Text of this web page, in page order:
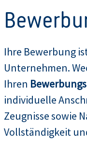
Ihre Bewerbung
Unternehmen.
Ihren
individuelle
Zeugnisse sowie
Vollständigkeit